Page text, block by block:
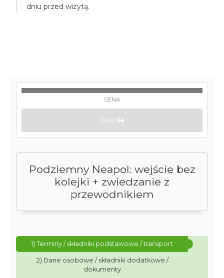
dniu przed wizytą.
Podziemny Neapol: wejście bez
kolejki + zwiedzanie z
przewodnikiem
1) Terminy / składniki podstawowe / transport
2) Dane osobowe / składniki dodatkowe /
dokumenty
CENA
DALEJ